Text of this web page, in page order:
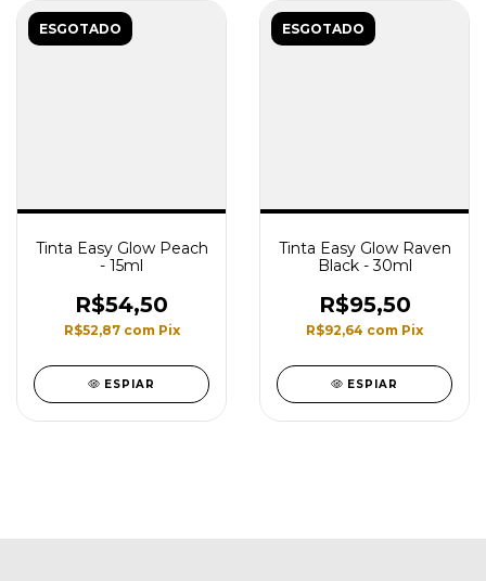
ESGOTADO
Tinta Easy Glow Peach
- 15ml
R$54,50
R$52,87 com Pix
ESPIAR
ESGOTADO
Tinta Easy Glow Raven
Black - 30ml
R$95,50
R$92,64 com Pix
ESPIAR